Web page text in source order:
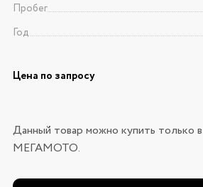
Пробег
Год
Цена по запросу
Данный товар можно купить только в
МЕГАМОТО.